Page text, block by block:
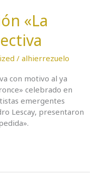
«La
/ alhierrezuelo
con motivo al ya
celebrado en
emergentes
Lescay, presentaron